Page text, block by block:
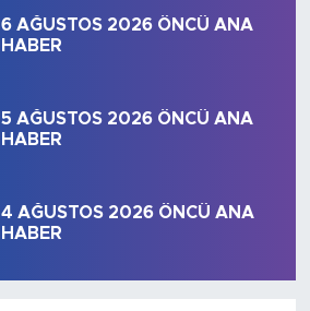
6 AĞUSTOS 2026 ÖNCÜ ANA
HABER
5 AĞUSTOS 2026 ÖNCÜ ANA
HABER
4 AĞUSTOS 2026 ÖNCÜ ANA
HABER